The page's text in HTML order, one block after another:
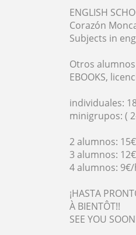
ENGLISH
Corazón
Subjects in
Otros
EBOOKS,
individuales:
minigrupos: (
2 alumnos:
3 alumnos:
4 alumnos:
¡HASTA
À BIENTÔT!!
SEE YOU